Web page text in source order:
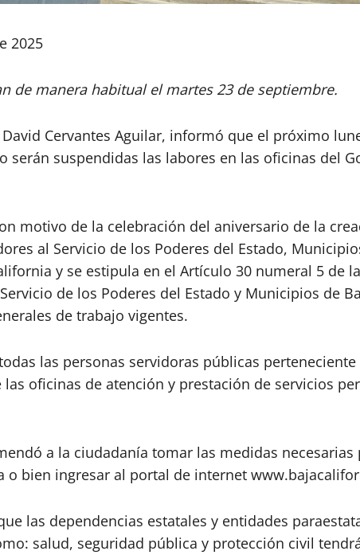
2025
de manera habitual el martes 23 de septiembre.
David Cervantes Aguilar, informó que el próximo
serán suspendidas las labores en las oficinas del
motivo de la celebración del aniversario de la
al Servicio de los Poderes del Estado,
y se estipula en el Artículo 30 numeral 5 de
de los Poderes del Estado y Municipios de
de trabajo vigentes.
las personas servidoras públicas
oficinas de atención y prestación de servicios
a la ciudadanía tomar las medidas necesarias
o bien ingresar al portal de internet
las dependencias estatales y entidades
salud, seguridad pública y protección civil